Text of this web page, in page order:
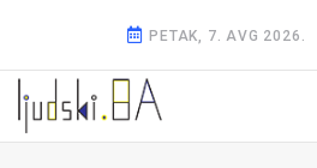
PETAK, 7. AVG 2026.